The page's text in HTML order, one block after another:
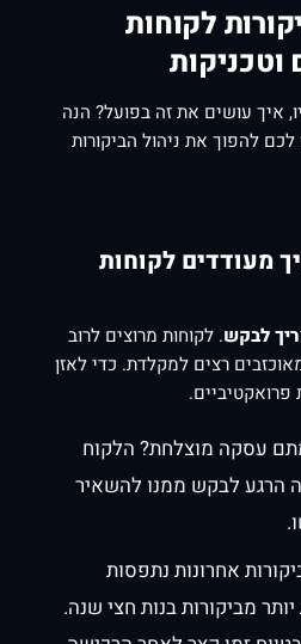
לקוחות
איך עושים את זה בפועל? הנה
לכם להפוך את ניהול הביקורות
מעודדים לקוחות
לבקש. לקוחות מרוצים לרוב
רצים למקלדת. כדי לאזן
עסקה מוצלחת? הלקוח
הרגע לבקש ממנו להשאיר
אחרונות נתפסות
יותר מביקורות בנות חצי שנה.